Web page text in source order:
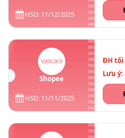
HSD: 11/12/2025
Shopee
HSD: 11/11/2025
ĐH
Lưu ý: